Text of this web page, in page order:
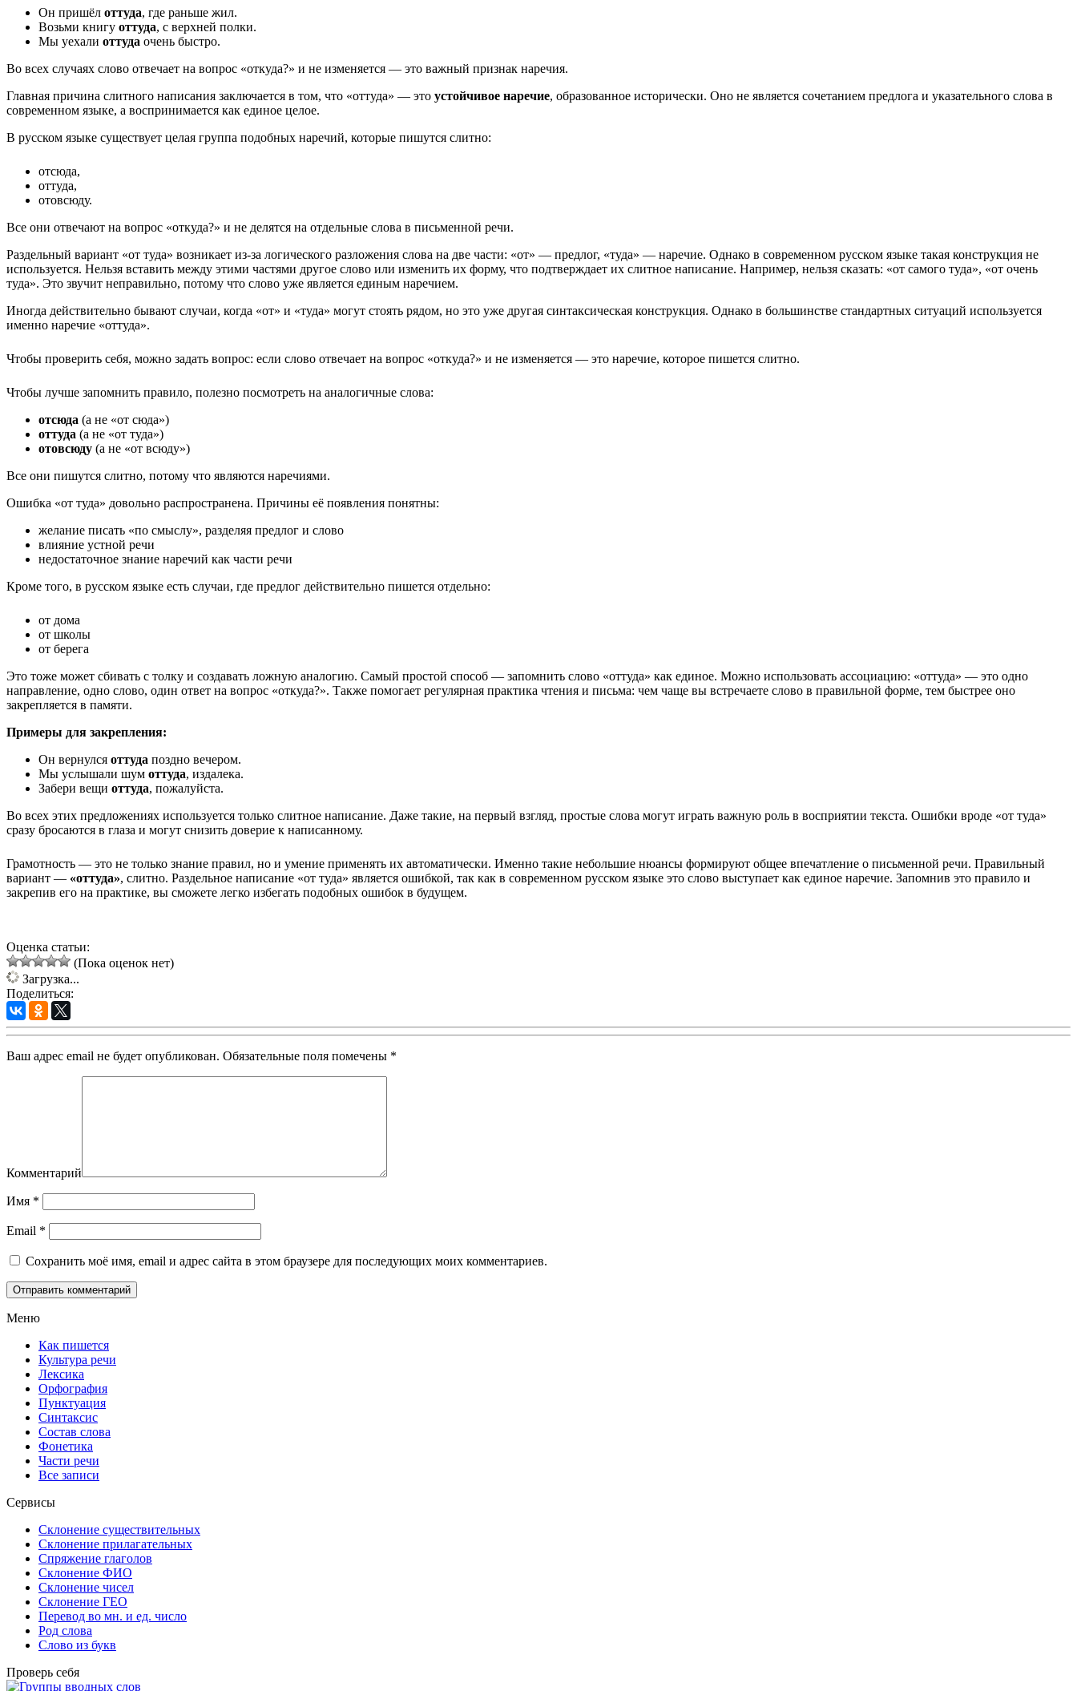
Он пришёл оттуда, где раньше жил.
Возьми книгу оттуда, с верхней полки.
Мы уехали оттуда очень быстро.
Во всех случаях слово отвечает на вопрос «откуда?» и не изменяется — это важный признак наречия.
Главная причина слитного написания заключается в том, что «оттуда» — это устойчивое наречие, образованное исторически. Оно не является сочетанием предлога и указательного слова в
современном языке, а воспринимается как единое целое.
В русском языке существует целая группа подобных наречий, которые пишутся слитно:
отсюда,
оттуда,
отовсюду.
Все они отвечают на вопрос «откуда?» и не делятся на отдельные слова в письменной речи.
Раздельный вариант «от туда» возникает из-за логического разложения слова на две части: «от» — предлог, «туда» — наречие. Однако в современном русском языке такая конструкция не
используется. Нельзя вставить между этими частями другое слово или изменить их форму, что подтверждает их слитное написание. Например, нельзя сказать: «от самого туда», «от очень
туда». Это звучит неправильно, потому что слово уже является единым наречием.
Иногда действительно бывают случаи, когда «от» и «туда» могут стоять рядом, но это уже другая синтаксическая конструкция. Однако в большинстве стандартных ситуаций используется
именно наречие «оттуда».
Чтобы проверить себя, можно задать вопрос: если слово отвечает на вопрос «откуда?» и не изменяется — это наречие, которое пишется слитно.
Чтобы лучше запомнить правило, полезно посмотреть на аналогичные слова:
отсюда (а не «от сюда»)
оттуда (а не «от туда»)
отовсюду (а не «от всюду»)
Все они пишутся слитно, потому что являются наречиями.
Ошибка «от туда» довольно распространена. Причины её появления понятны:
желание писать «по смыслу», разделяя предлог и слово
влияние устной речи
недостаточное знание наречий как части речи
Кроме того, в русском языке есть случаи, где предлог действительно пишется отдельно:
от дома
от школы
от берега
Это тоже может сбивать с толку и создавать ложную аналогию. Самый простой способ — запомнить слово «оттуда» как единое. Можно использовать ассоциацию: «оттуда» — это одно
направление, одно слово, один ответ на вопрос «откуда?». Также помогает регулярная практика чтения и письма: чем чаще вы встречаете слово в правильной форме, тем быстрее оно
закрепляется в памяти.
Примеры для закрепления:
Он вернулся оттуда поздно вечером.
Мы услышали шум оттуда, издалека.
Забери вещи оттуда, пожалуйста.
Во всех этих предложениях используется только слитное написание. Даже такие, на первый взгляд, простые слова могут играть важную роль в восприятии текста. Ошибки вроде «от туда»
сразу бросаются в глаза и могут снизить доверие к написанному.
Грамотность — это не только знание правил, но и умение применять их автоматически. Именно такие небольшие нюансы формируют общее впечатление о письменной речи. Правильный
вариант — «оттуда», слитно. Раздельное написание «от туда» является ошибкой, так как в современном русском языке это слово выступает как единое наречие. Запомнив это правило и
закрепив его на практике, вы сможете легко избегать подобных ошибок в будущем.
Оценка статьи:
(Пока оценок нет)
Загрузка...
Поделиться:
Ваш адрес email не будет опубликован. Обязательные поля помечены *
Комментарий
Имя *
Email *
Сохранить моё имя, email и адрес сайта в этом браузере для последующих моих комментариев.
Меню
Как пишется
Культура речи
Лексика
Орфография
Пунктуация
Синтаксис
Состав слова
Фонетика
Части речи
Все записи
Сервисы
Склонение существительных
Склонение прилагательных
Спряжение глаголов
Склонение ФИО
Склонение чисел
Склонение ГЕО
Перевод во мн. и ед. число
Род слова
Слово из букв
Проверь себя